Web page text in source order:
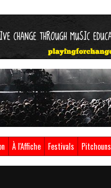
À l'Affiche Festivals Pitchouns